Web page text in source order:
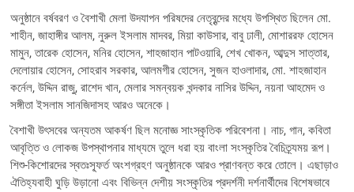
অনুষ্ঠানে বর্ষবরণ ও বৈশাখী মেলা উদযাপন পরিষদের নেতৃবৃন্দের মধ্যে উপস্থিত ছিলেন মো.
শাহীন, জাহাঙ্গীর আলম, নুরুল ইসলাম মাদবর, মিয়া কাউসার, বাবু ঢালী, মোশাররফ হোসেন
মামুন, তারেক হোসেন, মনির হোসেন, শাহজাহান পাটওয়ারি, শেখ খোকন, আব্দুস সাত্তার,
দেলোয়ার হোসেন, সোহরাব সরকার, আলমগীর হোসেন, সুজন হাওলাদার, মো. শাহজাহান
কর্নেল, উদ্দিন রাজু, রাশেদ খান, মেলার সমন্বয়ক খন্দকার নাসির উদ্দিন, নয়না আহমেদ ও
সঙ্গীতা ইসলাম সানজিদাসহ আরও অনেকে।
বৈশাখী উৎসবের অন্যতম আকর্ষণ ছিল মনোজ্ঞ সাংস্কৃতিক পরিবেশনা। নাচ, গান, কবিতা
আবৃত্তি ও লোকজ উপস্থাপনার মাধ্যমে তুলে ধরা হয় বাংলা সংস্কৃতির বৈচিত্র্যময় রূপ।
শিশু-কিশোরদের স্বতঃস্ফূর্ত অংশগ্রহণ অনুষ্ঠানকে আরও প্রাণবন্ত করে তোলে। এছাড়াও
ঐতিহ্যবাহী ঘুড়ি উড়ানো এবং বিভিন্ন দেশীয় সংস্কৃতির প্রদর্শনী দর্শনার্থীদের বিশেষভাবে